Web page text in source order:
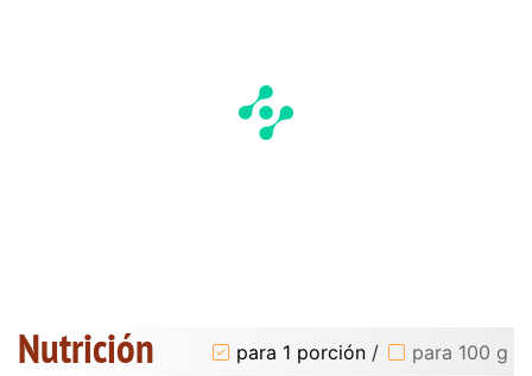
Nutrición para 1 porción / para 100 g